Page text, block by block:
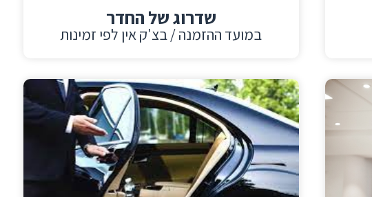
שדרוג של החדר
במועד ההזמנה / בצ'ק אין לפי זמינות